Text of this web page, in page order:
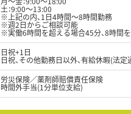
土：9:00～13:00
※上記の内、1日4時間～8時間勤務
※週2日からご相談可能
※実働6時間を超える場合45分、8時間
日祝+1日
日祝、その他勤務日以外、有給休暇(法定
労災保険／薬剤師賠償責任保険
時間外手当(1分単位支給)